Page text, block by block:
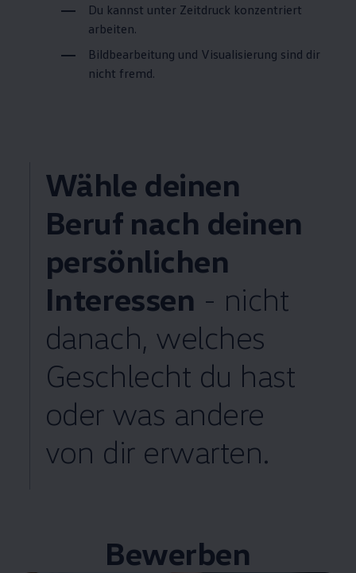
Du kannst unter Zeitdruck konzentriert
arbeiten.
Bildbearbeitung und Visualisierung sind dir
nicht fremd.
Wähle deinen
Beruf nach deinen
persönlichen
Interessen - nicht
danach, welches
Geschlecht du hast
oder was andere
von dir erwarten.
Bewerben